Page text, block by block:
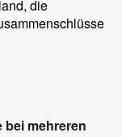
die
mehreren